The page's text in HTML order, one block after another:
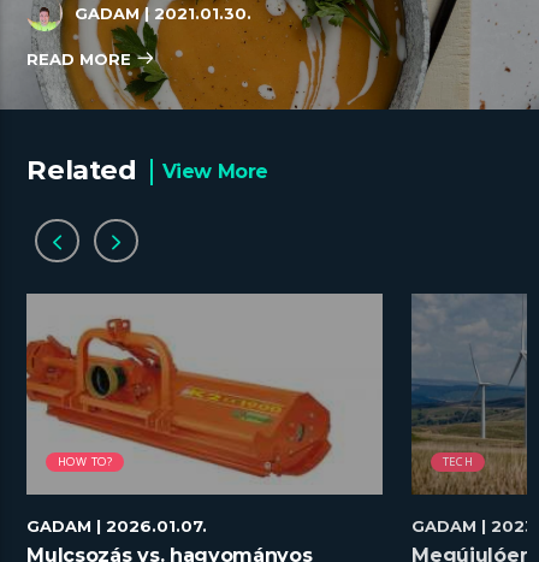
GADAM| 2021.01.30.
READ MORE
Related View More
HOW TO?
GADAM | 2026.01.07.
Mulcsozás vs. hagyományos
TECH
GADAM |